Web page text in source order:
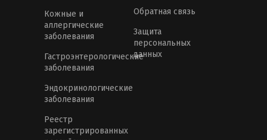
Кожные и
аллергические
заболевания
Гастроэнтерологические
заболевания
Эндокринологические
заболевания
Реестр
зарегистрированных
Обратная связь
Защита
персональных
данных